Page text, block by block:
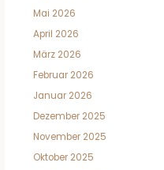
Mai 2026
April 2026
März 2026
Februar 2026
Januar 2026
Dezember 2025
November 2025
Oktober 2025